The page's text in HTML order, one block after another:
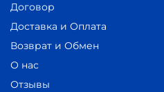
Договор
Доставка и Оплата
Возврат и Обмен
О нас
Отзывы